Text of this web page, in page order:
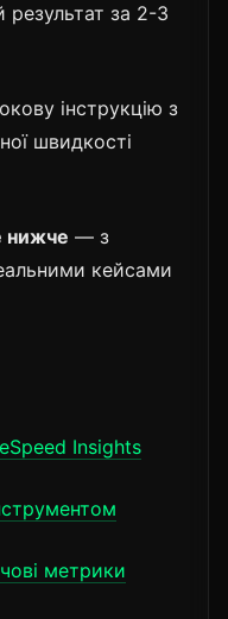
за 2-3
інструкцію з
швидкості
нижче — з
кейсами
Insights
метрики